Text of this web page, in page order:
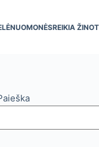
NUOMONĖSREIKIA